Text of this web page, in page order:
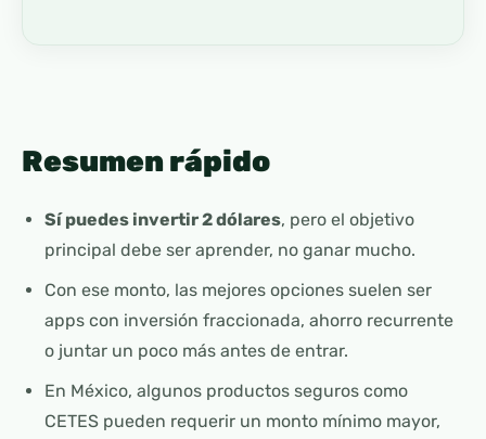
Resumen rápido
Sí puedes invertir 2 dólares, pero el objetivo
principal debe ser aprender, no ganar mucho.
Con ese monto, las mejores opciones suelen ser
apps con inversión fraccionada, ahorro recurrente
o juntar un poco más antes de entrar.
En México, algunos productos seguros como
CETES pueden requerir un monto mínimo mayor,